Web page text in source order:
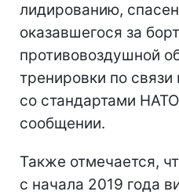
лидированию,
оказавшегося за
противовоздушной
тренировки по связи
со стандартами
сообщении.
Также отмечается,
с начала 2019 года